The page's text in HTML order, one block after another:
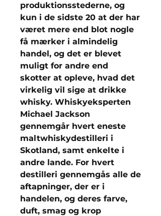
produktionsstederne, og
kun i de sidste 20 at der har
været mere end blot nogle
få mærker i almindelig
handel, og det er blevet
muligt for andre end
skotter at opleve, hvad det
virkelig vil sige at drikke
whisky. Whiskyeksperten
Michael Jackson
gennemgår hvert eneste
maltwhiskydestilleri i
Skotland, samt enkelte i
andre lande. For hvert
destilleri gennemgås alle de
aftapninger, der er i
handelen, og deres farve,
duft, smag og krop